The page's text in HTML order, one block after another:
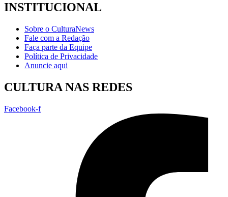
INSTITUCIONAL
Sobre o CulturaNews
Fale com a Redação
Faça parte da Equipe
Política de Privacidade
Anuncie aqui
CULTURA NAS REDES
Facebook-f